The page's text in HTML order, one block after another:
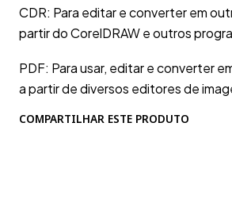
CDR: Para editar e converter em
partir do CorelDRAW e outros
PDF: Para usar, editar e converter
a partir de diversos editores de
COMPARTILHAR ESTE PRODUTO